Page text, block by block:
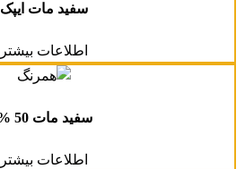
سفید مات ایپک
اطلاعات بیشتر
سفید مات 50 %
اطلاعات بیشتر